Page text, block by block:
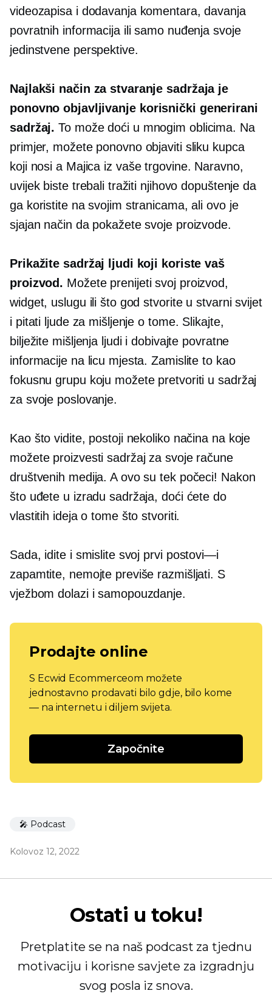
videozapisa i dodavanja komentara, davanja
povratnih informacija ili samo nuđenja svoje
jedinstvene perspektive.
Najlakši način za stvaranje sadržaja je
ponovno objavljivanje korisnički generirani
sadržaj. To može doći u mnogim oblicima. Na
primjer, možete ponovno objaviti sliku kupca
koji nosi a Majica iz vaše trgovine. Naravno,
uvijek biste trebali tražiti njihovo dopuštenje da
ga koristite na svojim stranicama, ali ovo je
sjajan način da pokažete svoje proizvode.
Prikažite sadržaj ljudi koji koriste vaš
proizvod. Možete prenijeti svoj proizvod,
widget, uslugu ili što god stvorite u stvarni svijet
i pitati ljude za mišljenje o tome. Slikajte,
bilježite mišljenja ljudi i dobivajte povratne
informacije na licu mjesta. Zamislite to kao
fokusnu grupu koju možete pretvoriti u sadržaj
za svoje poslovanje.
Kao što vidite, postoji nekoliko načina na koje
možete proizvesti sadržaj za svoje račune
društvenih medija. A ovo su tek počeci! Nakon
što uđete u izradu sadržaja, doći ćete do
vlastitih ideja o tome što stvoriti.
Sada, idite i smislite svoj prvi postovi—i
zapamtite, nemojte previše razmišljati. S
vježbom dolazi i samopouzdanje.
Prodajte online
S Ecwid Ecommerceom možete
jednostavno prodavati bilo gdje, bilo kome
— na internetu i diljem svijeta.
Započnite
🎤 Podcast
Kolovoz 12, 2022
Ostati u toku!
Pretplatite se na naš podcast za tjednu
motivaciju i korisne savjete za izgradnju
svog posla iz snova.